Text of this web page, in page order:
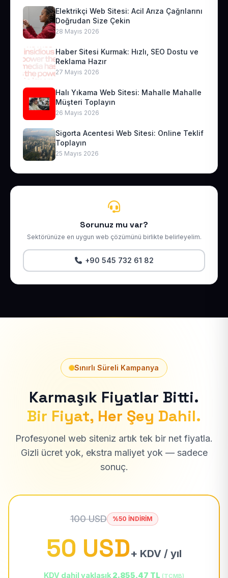
Elektrikçi Web Sitesi: Acil Arıza Çağrılarını
Doğrudan Size Çekin
28 Mayıs 2026
Haber Sitesi Kurmak: Hızlı, SEO Dostu ve
Reklama Hazır
27 Mayıs 2026
Halı Yıkama Web Sitesi: Mahalle Mahalle
Müşteri Toplayın
26 Mayıs 2026
Sigorta Acentesi Web Sitesi: Online Teklif
Toplayın
25 Mayıs 2026
Sorunuz mu var?
Sektörünüze en uygun web çözümünü birlikte belirleyelim.
+90 545 732 61 82
Sınırlı Süreli Kampanya
Karmaşık Fiyatlar Bitti.
Bir Fiyat, Her Şey Dahil.
Profesyonel web siteniz artık tek bir net fiyatla.
Gizli ücret yok, ekstra maliyet yok — sadece
sonuç.
100 USD %50 İNDİRİM
50 USD+ KDV / yıl
KDV dahil yaklaşık 2.855,47 TL (TCMB)